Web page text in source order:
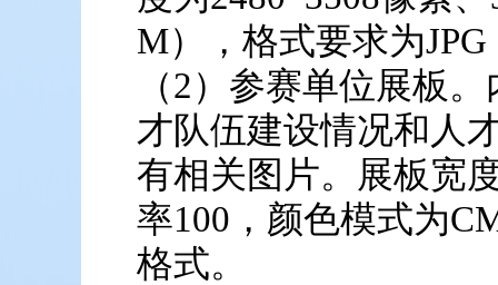
M），格式要求为JPG
（2）参赛单位展板
才队伍建设情况和人
有相关图片。展板宽
率100，颜色模式为
格式。